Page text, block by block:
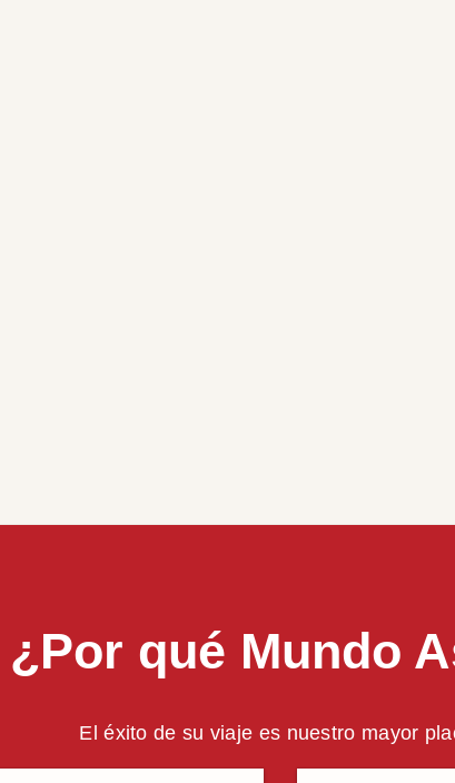
¿Por qué Mundo
El éxito de su viaje es nuestro mayor